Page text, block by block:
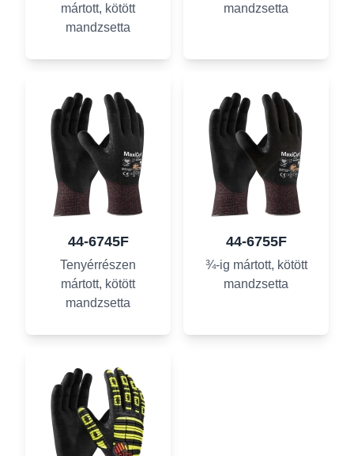
mártott, kötött
mandzsetta
mandzsetta
44-6745F
Tenyérrészen
mártott, kötött
mandzsetta
44-6755F
¾-ig mártott, kötött
mandzsetta